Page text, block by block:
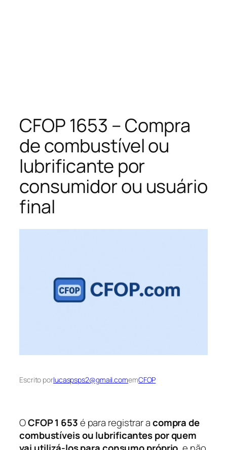
CFOP 1653 – Compra
de combustível ou
lubrificante por
consumidor ou usuário
final
Escrito porlucaspsps2@gmail.comemCFOP
OCFOP 1 653é para registrar acompra de
combustíveis ou lubrificantes por quem